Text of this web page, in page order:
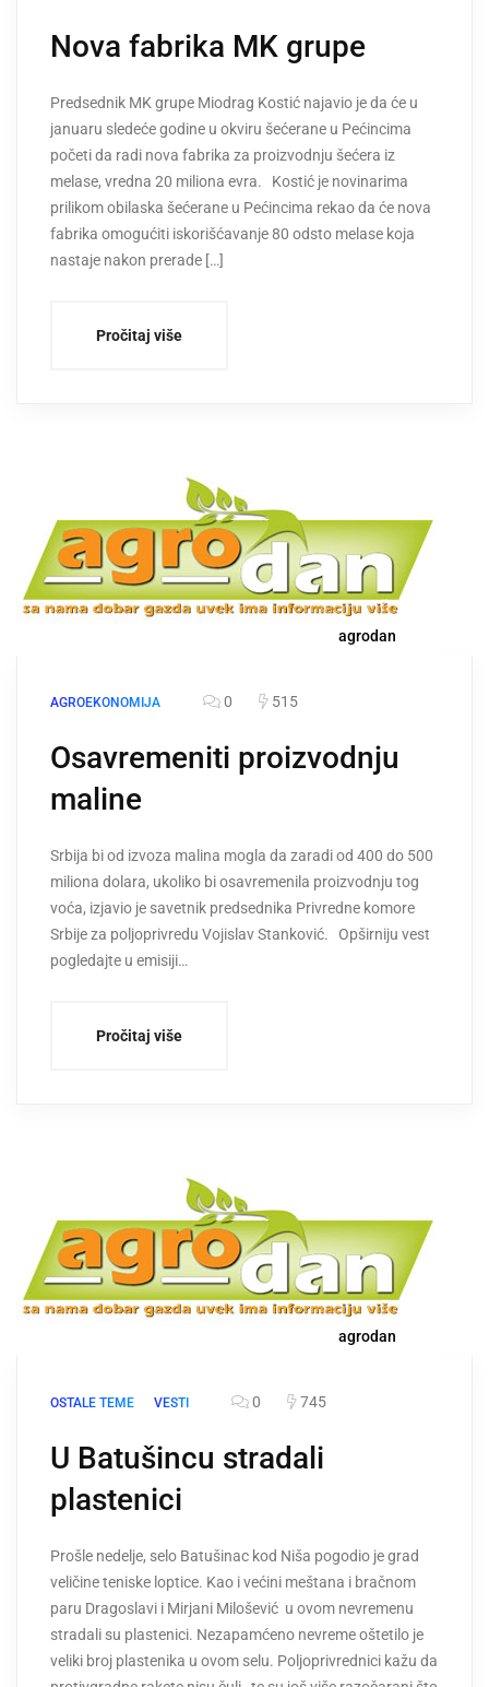
Nova fabrika MK grupe
Predsednik MK grupe Miodrag Kostić najavio je da će u
januaru sledeće godine u okviru šećerane u Pećincima
početi da radi nova fabrika za proizvodnju šećera iz
melase, vredna 20 miliona evra. Kostić je novinarima
prilikom obilaska šećerane u Pećincima rekao da će nova
fabrika omogućiti iskorišćavanje 80 odsto melase koja
nastaje nakon prerade […]
Pročitaj više
agrodan
AGROEKONOMIJA 0 515
Osavremeniti proizvodnju
maline
Srbija bi od izvoza malina mogla da zaradi od 400 do 500
miliona dolara, ukoliko bi osavremenila proizvodnju tog
voća, izjavio je savetnik predsednika Privredne komore
Srbije za poljoprivredu Vojislav Stanković. Opširniju vest
pogledajte u emisiji…
Pročitaj više
agrodan
OSTALE TEME VESTI 0 745
U Batušincu stradali
plastenici
Prošle nedelje, selo Batušinac kod Niša pogodio je grad
veličine teniske loptice. Kao i većini meštana i bračnom
paru Dragoslavi i Mirjani Milošević u ovom nevremenu
stradali su plastenici. Nezapamćeno nevreme oštetilo je
veliki broj plastenika u ovom selu. Poljoprivrednici kažu da